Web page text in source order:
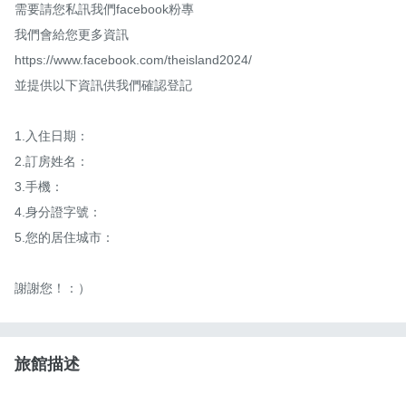
需要請您私訊我們facebook粉專
我們會給您更多資訊
https://www.facebook.com/theisland2024/
並提供以下資訊供我們確認登記
1.入住日期：
2.訂房姓名：
3.手機：
4.身分證字號：
5.您的居住城市：
謝謝您！：）
旅館描述